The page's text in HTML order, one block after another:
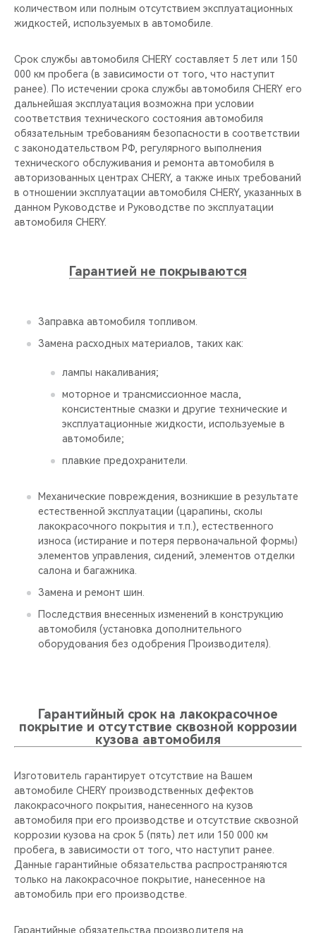
количеством или полным отсутствием эксплуатационных
жидкостей, используемых в автомобиле.
Срок службы автомобиля CHERY составляет 5 лет или 150
000 км пробега (в зависимости от того, что наступит
ранее). По истечении срока службы автомобиля CHERY его
дальнейшая эксплуатация возможна при условии
соответствия технического состояния автомобиля
обязательным требованиям безопасности в соответствии
с законодательством РФ, регулярного выполнения
технического обслуживания и ремонта автомобиля в
авторизованных центрах CHERY, а также иных требований
в отношении эксплуатации автомобиля CHERY, указанных в
данном Руководстве и Руководстве по эксплуатации
автомобиля CHERY.
Гарантией не покрываются
Заправка автомобиля топливом.
Замена расходных материалов, таких как:
лампы накаливания;
моторное и трансмиссионное масла,
консистентные смазки и другие технические и
эксплуатационные жидкости, используемые в
автомобиле;
плавкие предохранители.
Механические повреждения, возникшие в результате
естественной эксплуатации (царапины, сколы
лакокрасочного покрытия и т.п.), естественного
износа (истирание и потеря первоначальной формы)
элементов управления, сидений, элементов отделки
салона и багажника.
Замена и ремонт шин.
Последствия внесенных изменений в конструкцию
автомобиля (установка дополнительного
оборудования без одобрения Производителя).
Гарантийный срок на лакокрасочное
покрытие и отсутствие сквозной коррозии
кузова автомобиля
Изготовитель гарантирует отсутствие на Вашем
автомобиле CHERY производственных дефектов
лакокрасочного покрытия, нанесенного на кузов
автомобиля при его производстве и отсутствие сквозной
коррозии кузова на срок 5 (пять) лет или 150 000 км
пробега, в зависимости от того, что наступит ранее.
Данные гарантийные обязательства распространяются
только на лакокрасочное покрытие, нанесенное на
автомобиль при его производстве.
Гарантийные обязательства производителя на